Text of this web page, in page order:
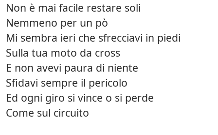
Non è mai facile restare soli
Nemmeno per un pò
Mi sembra ieri che sfrecciavi in piedi
Sulla tua moto da cross
E non avevi paura di niente
Sfidavi sempre il pericolo
Ed ogni giro si vince o si perde
Come sul circuito